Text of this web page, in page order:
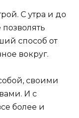
С утра и до
позволять
способ от
вокруг.
своими
И с
более и